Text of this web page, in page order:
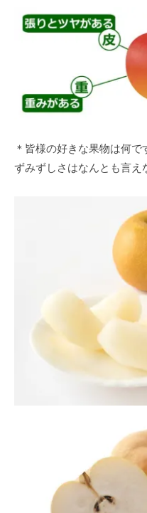
＊皆様の好きな果物は何
ずみずしさはなんとも言え